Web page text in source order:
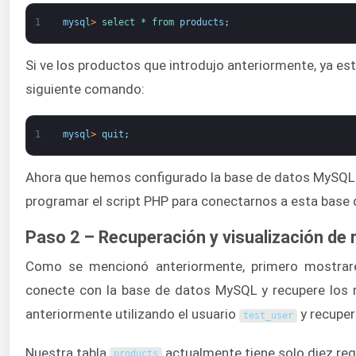
1 mysql > select * from products ;
Si ve los productos que introdujo anteriormente, ya
siguiente comando:
1 mysql> quit ;
Ahora que hemos configurado la base de datos
programar el script PHP para conectarnos a esta
Paso 2 – Recuperación y visualización
Como se mencionó anteriormente, primero
conecte con la base de datos MySQL y recupere
anteriormente utilizando el usuario
test_user y
Nuestra tabla actualmente tiene solo diez